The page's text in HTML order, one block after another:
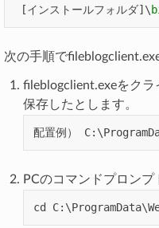
[インストールフォルダ] \
次の手順で
fileblogclient.exeをク
保存したとします。
PCのコマンドプロン
cd C: \ProgramData\